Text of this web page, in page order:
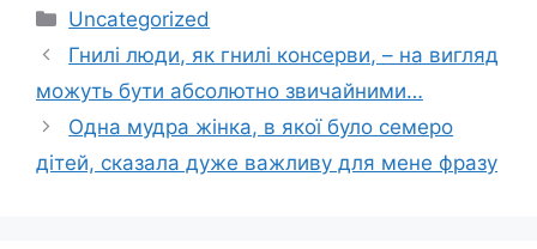
Категорії
Uncategorized
Гнилі люди, як гнилі консерви, – на вигляд
можуть бути абсолютно звичайними…
Одна мудра жінка, в якої було семеро
дітей, сказала дуже важливу для мене фразу